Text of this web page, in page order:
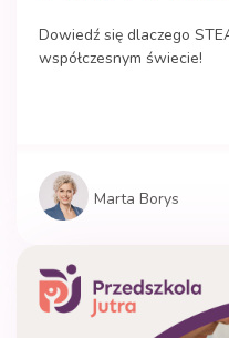
Dowiedź się dlaczego
współczesnym świecie!
Marta Borys